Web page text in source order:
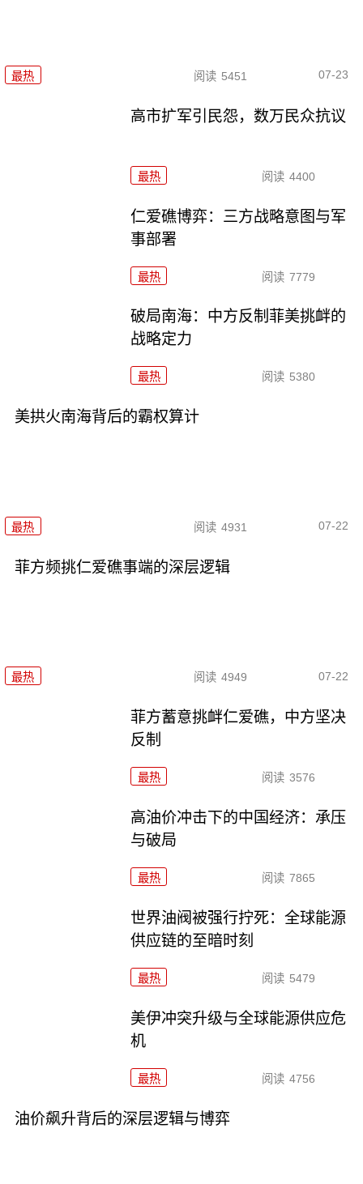
最热 阅读 5451 07-23
高市扩军引民怨，数万民众抗议
最热 阅读 4400
仁爱礁博弈：三方战略意图与军
事部署
最热 阅读 7779
破局南海：中方反制菲美挑衅的
战略定力
最热 阅读 5380
美拱火南海背后的霸权算计
最热 阅读 4931 07-22
菲方频挑仁爱礁事端的深层逻辑
最热 阅读 4949 07-22
菲方蓄意挑衅仁爱礁，中方坚决
反制
最热 阅读 3576
高油价冲击下的中国经济：承压
与破局
最热 阅读 7865
世界油阀被强行拧死：全球能源
供应链的至暗时刻
最热 阅读 5479
美伊冲突升级与全球能源供应危
机
最热 阅读 4756
油价飙升背后的深层逻辑与博弈